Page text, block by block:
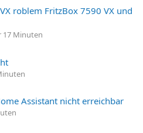
roblem FritzBox 7590 VX und
17 Minuten
Assistant nicht erreichbar